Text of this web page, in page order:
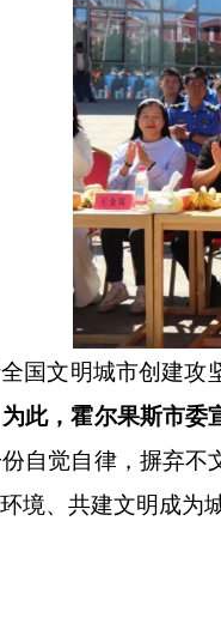
国文明城市创建
为此，霍尔果斯市委
自觉自律，摒弃
境、共建文明成为